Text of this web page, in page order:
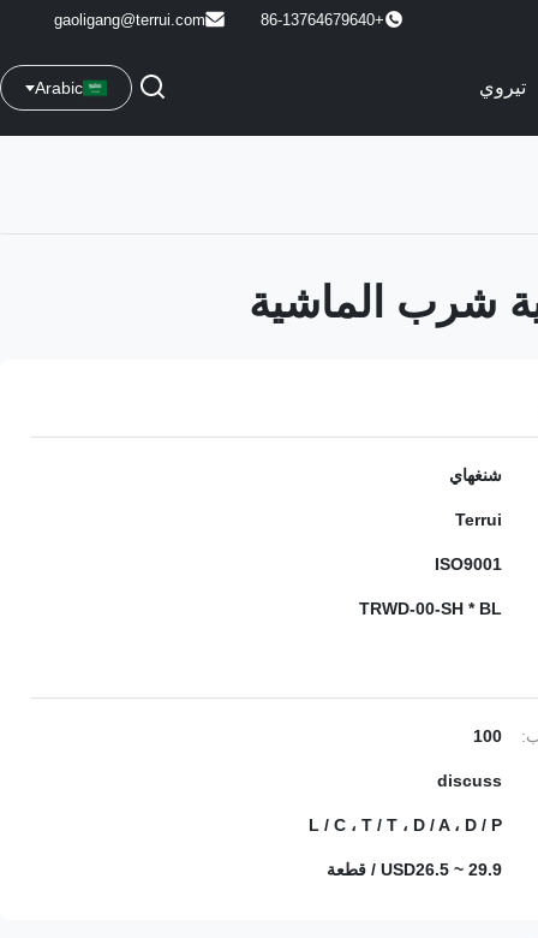
+86-13764679640
gaoligang@terrui.com
تيروي Arabic
شنغهاي
Terrui
ISO9001
TRWD-00-SH * BL
100
discuss
L / C ، T / T ، D / A ، D / P
USD26.5 ~ 29.9 / قطعة